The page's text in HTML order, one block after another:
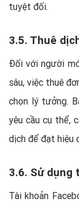
tuyệt đối.
3.5. Thuê
Đối với người
sâu, việc thuê
chọn lý tưởng.
yêu cầu cụ thể,
dịch để đạt hiệu
3.6. Sử dụng
Tài khoản